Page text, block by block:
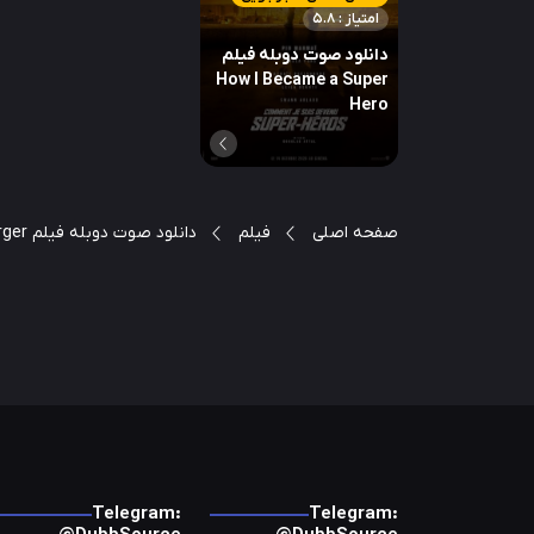
امتیاز : 5.8
دانلود صوت دوبله فیلم
How I Became a Super
Hero
صفحه اصلی فیلم دانلود صوت دوبله فیلم Good Burger
Telegram:
Telegram: